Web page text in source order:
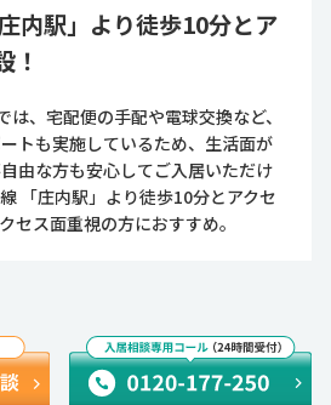
内駅」より徒歩10分とア
！
は、宅配便の手配や電球交換など、
トも実施しているため、生活面が
由な方も安心してご入居いただけ
「庄内駅」より徒歩10分とアクセ
セス面重視の方におすすめ。